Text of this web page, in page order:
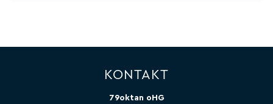
KONTAKT
79oktan oHG